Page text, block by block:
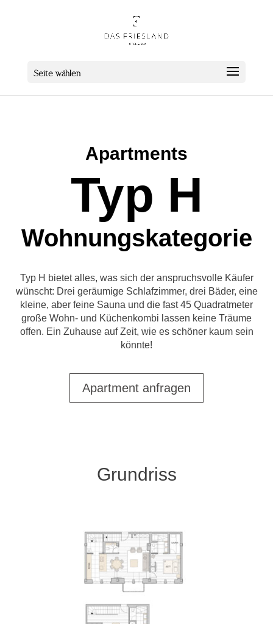
Seite wählen
Apartments
Typ H
Wohnungskategorie
Typ H bietet alles, was sich der anspruchsvolle Käufer
wünscht: Drei geräumige Schlafzimmer, drei Bäder, eine
kleine, aber feine Sauna und die fast 45 Quadratmeter
große Wohn- und Küchenkombi lassen keine Träume
offen. Ein Zuhause auf Zeit, wie es schöner kaum sein
könnte!
Apartment anfragen
Grundriss